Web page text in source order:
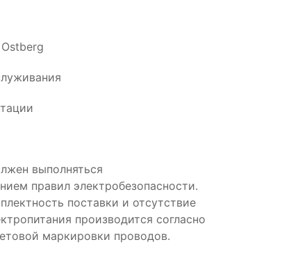
выполняться
правил электробезопасности.
поставки и отсутствие
производится согласно
маркировки проводов.